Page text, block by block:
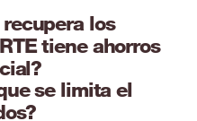
los
tiene ahorros
se limita el